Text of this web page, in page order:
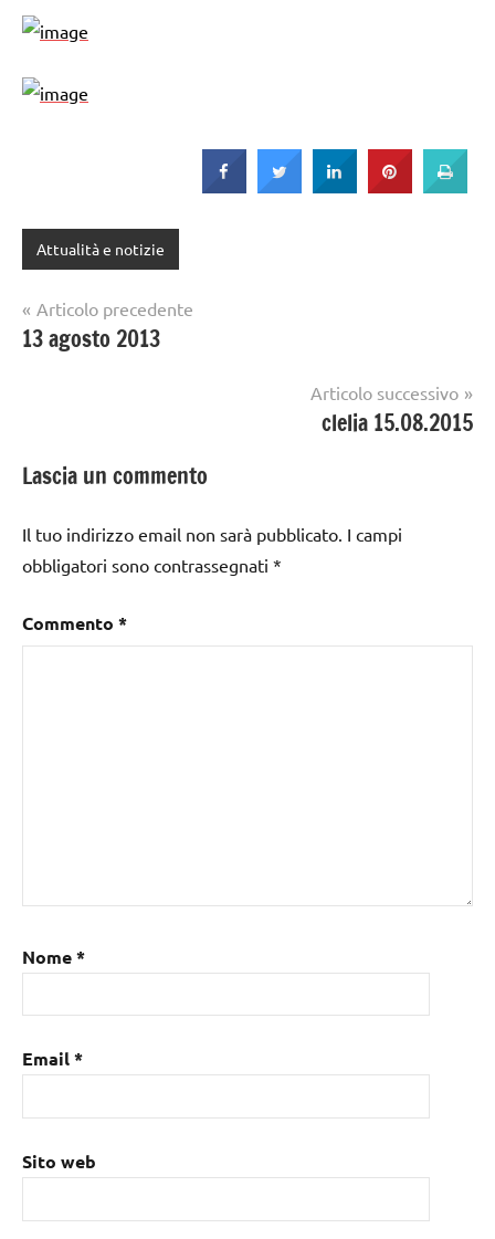
Attualità e notizie
Navigazione
articoli
Articolo precedente
13 agosto 2013
Articolo successivo
clelia 15.08.2015
Lascia un commento
Il tuo indirizzo email non sarà pubblicato. I campi
obbligatori sono contrassegnati *
Commento *
Nome*
Email*
Sito web